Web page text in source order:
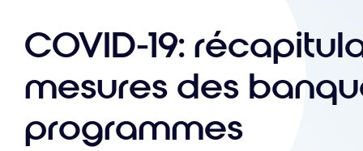
COVID-19:
mesures des
programmes